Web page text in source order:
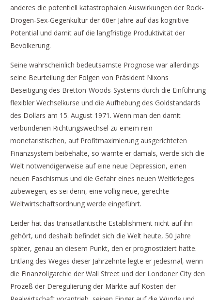
anderes die potentiell katastrophalen Auswirkungen der Rock-
Drogen-Sex-Gegenkultur der 60er Jahre auf das kognitive
Potential und damit auf die langfristige Produktivität der
Bevölkerung.
Seine wahrscheinlich bedeutsamste Prognose war allerdings
seine Beurteilung der Folgen von Präsident Nixons
Beseitigung des Bretton-Woods-Systems durch die Einführung
flexibler Wechselkurse und die Aufhebung des Goldstandards
des Dollars am 15. August 1971. Wenn man den damit
verbundenen Richtungswechsel zu einem rein
monetaristischen, auf Profitmaximierung ausgerichteten
Finanzsystem beibehalte, so warnte er damals, werde sich die
Welt notwendigerweise auf eine neue Depression, einen
neuen Faschismus und die Gefahr eines neuen Weltkrieges
zubewegen, es sei denn, eine völlig neue, gerechte
Weltwirtschaftsordnung werde eingeführt.
Leider hat das transatlantische Establishment nicht auf ihn
gehört, und deshalb befindet sich die Welt heute, 50 Jahre
später, genau an diesem Punkt, den er prognostiziert hatte.
Entlang des Weges dieser Jahrzehnte legte er jedesmal, wenn
die Finanzoligarchie der Wall Street und der Londoner City den
Prozeß der Deregulierung der Märkte auf Kosten der